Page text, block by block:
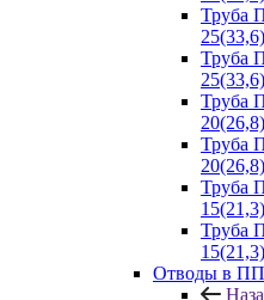
Труба
Труба
Труба
Труба
Труба
Труба
Отводы в